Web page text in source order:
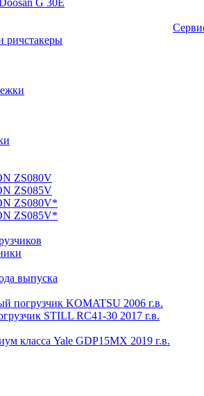
G 30E
ричстакеры
ZS080V
ZS085V
ZS080V*
ZS085V*
выпуска
погрузчик KOMATSU 2006 г.в.
STILL RC41-30 2017 г.в.
класса Yale GDP15MX 2019 г.в.